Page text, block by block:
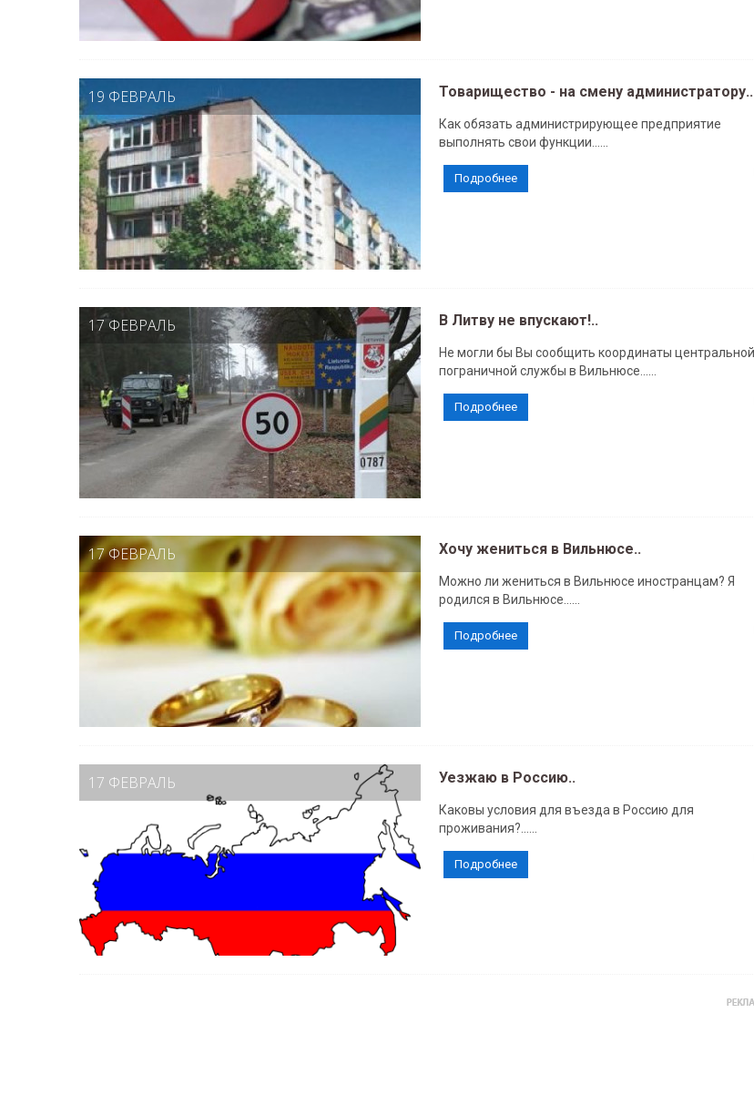
19 ФЕВРАЛЬ Товарищество - на смену администратору..
Как обязать администрирующее предприятие
выполнять свои функции......
Подробнее
17 ФЕВРАЛЬ В Литву не впускают!..
Не могли бы Вы сообщить координаты центральной
пограничной службы в Вильнюсе......
Подробнее
17 ФЕВРАЛЬ Хочу жениться в Вильнюсе..
Можно ли жениться в Вильнюсе иностранцам? Я
родился в Вильнюсе......
Подробнее
17 ФЕВРАЛЬ Уезжаю в Россию..
Каковы условия для въезда в Россию для
проживания?......
Подробнее